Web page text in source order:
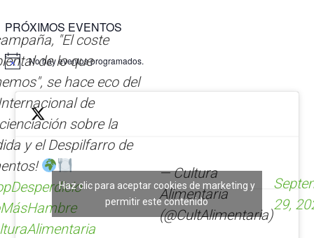
e
r
n
a
t
i
v
:
PRÓXIMOS EVENTOS
No hay eventos programados.
"El coste
de lo que
se hace eco del
de
sobre la
y el Despilfarro de
— Cultura
Alimentaria
(@CultAlimentaria)
29,
Haz clic para aceptar cookies de marketing y
permitir este contenido